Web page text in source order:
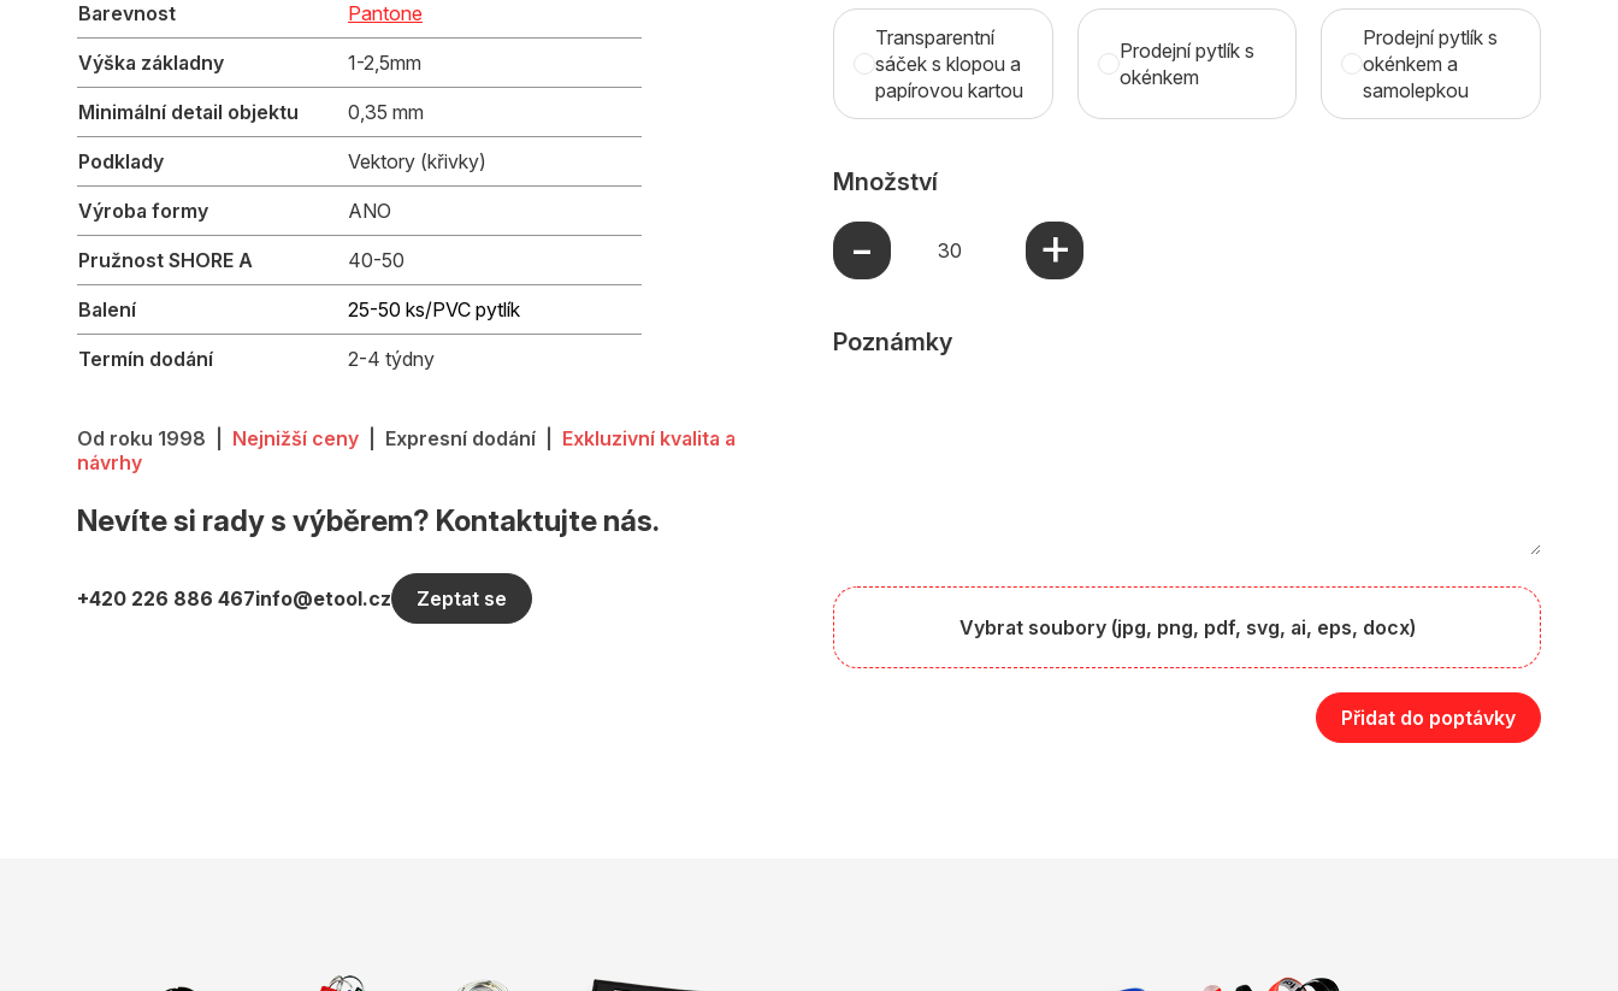
Barevnost Pantone
Výška základny 1-2,5mm
Minimální detail objektu 0,35 mm
Podklady Vektory (křivky)
Výroba formy ANO
Pružnost SHORE A 40-50
Balení 25-50 ks/PVC pytlík
Termín dodání 2-4 týdny
Od roku 1998 | Nejnižší ceny | Expresní dodání |
Exkluzivní kvalita a
návrhy
Nevíte si rady s výběrem? Kontaktujte nás.
+420 226 886 467info@etool.cz Zeptat se
Transparentní
sáček s klopou a
papírovou kartou
Prodejní pytlík s
okénkem
Prodejní pytlík s
okénkem a
samolepkou
Množství
- +
Poznámky
Vybrat soubory (jpg, png, pdf, svg, ai, eps, docx)
Přidat do poptávky